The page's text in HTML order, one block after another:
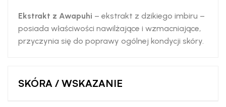
Ekstrakt z Awapuhi – ekstrakt z dzikiego imbiru –
posiada właściwości nawilżające i wzmacniające,
przyczynia się do poprawy ogólnej kondycji skóry.
SKÓRA / WSKAZANIE